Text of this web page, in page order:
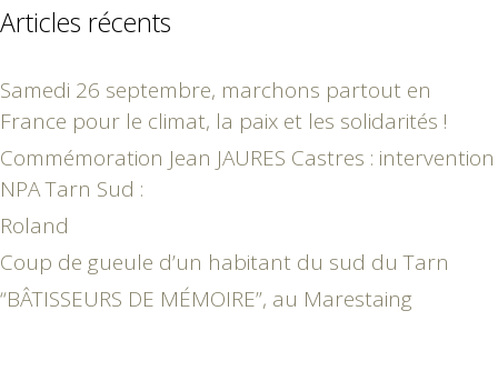
Articles récents
Samedi 26 septembre, marchons partout en
France pour le climat, la paix et les solidarités !
Commémoration Jean JAURES Castres : intervention
NPA Tarn Sud :
Roland
Coup de gueule d’un habitant du sud du Tarn
“BÂTISSEURS DE MÉMOIRE”, au Marestaing